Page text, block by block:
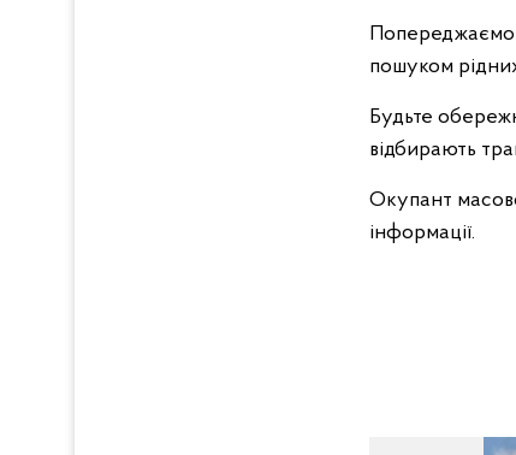
Попереджаємо
пошуком
Будьте
відбирають
Окупант
інформації.